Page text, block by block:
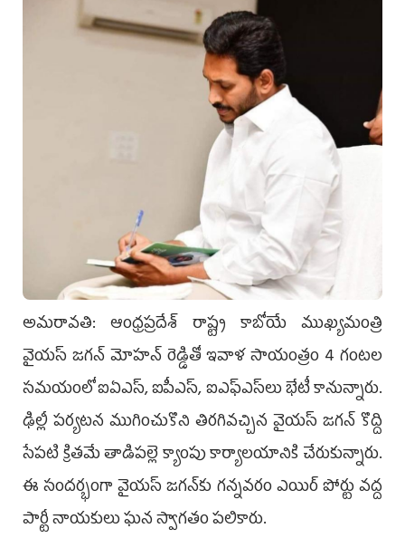
అమరావతి: ఆంధ్రప్రదేశ్‌ రాష్ట్ర కాబోయే ముఖ్యమంత్రి
వైయస్‌ జగన్‌ మోహన్‌ రెడ్డితో ఇవాళ సాయంత్రం 4 గంటల
సమయంలో ఐఏఎస్, ఐపీఎస్, ఐఎఫ్‌ఎస్‌లు భేటీ కానున్నారు.
ఢిల్లీ పర్యటన ముగించుకొని తిరగివచ్చిన వైయస్‌ జగన్‌ కొద్ది
సేపటి క్రితమే తాడిపల్లె క్యాంపు కార్యాలయానికి చేరుకున్నారు.
ఈ సందర్భంగా వైయస్‌ జగన్‌కు గన్నవరం ఎయిర్‌ పోర్టు వద్ద
పార్టీ నాయకులు ఘన స్వాగతం పలికారు.